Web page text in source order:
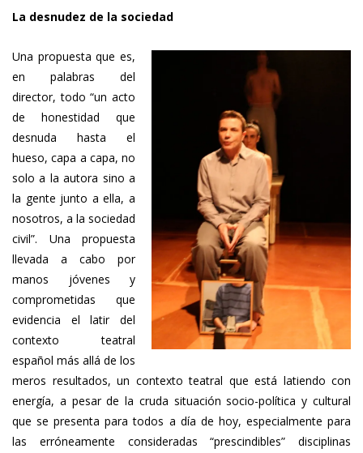
La desnudez de la sociedad
Una propuesta que es,
en palabras del
director, todo “un acto
de honestidad que
desnuda hasta el
hueso, capa a capa, no
solo a la autora sino a
la gente junto a ella, a
nosotros, a la sociedad
civil”. Una propuesta
llevada a cabo por
manos jóvenes y
comprometidas que
evidencia el latir del
contexto teatral
español más allá de los
meros resultados, un contexto teatral que está latiendo con
energía, a pesar de la cruda situación socio-política y cultural
que se presenta para todos a día de hoy, especialmente para
las erróneamente consideradas “prescindibles” disciplinas